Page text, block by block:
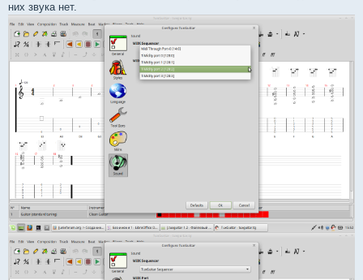
них звука нет.